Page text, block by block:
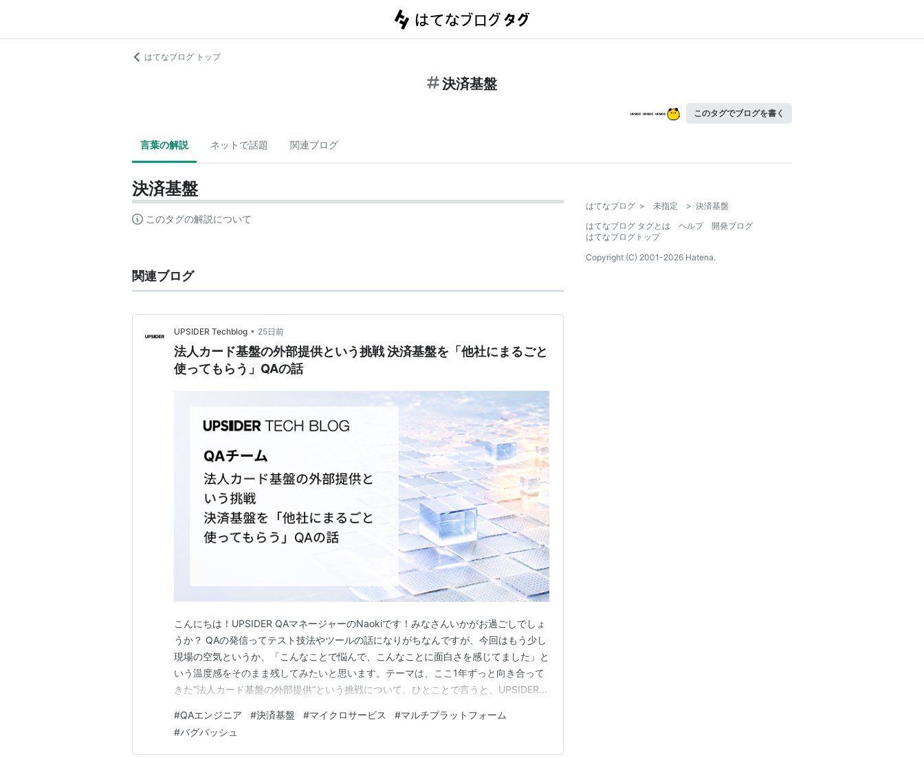
はてなブログ トップ
決済基盤
このタグでブログを書く
言葉の解説 ネットで話題 関連ブログ
決済基盤
このタグの解説について
関連ブログ
UPSIDER Techblog • 25日前
法人カード基盤の外部提供という挑戦 決済基盤を「他社にまるごと
使ってもらう」QAの話
こんにちは！UPSIDER QAマネージャーのNaokiです！みなさんいかがお過ごしでしょ
うか？ QAの発信ってテスト技法やツールの話になりがちなんですが、今回はもう少し
現場の空気というか、「こんなことで悩んで、こんなことに面白さを感じてました」と
いう温度感をそのまま残してみたいと思います。テーマは、ここ1年ずっと向き合って
きた”法人カード基盤の外部提供”という挑戦について。ひとことで言うと、UPSIDERが
て立ち上げられるように、画面や連携まで含めてまるごと提供する取り組みです。 法
人カード基盤の外部提供とは何か…
#QAエンジニア #決済基盤 #マイクロサービス #マルチプラットフォーム
#バグバッシュ
はてなブログ > 未指定 > 決済基盤
はてなブログ タグとは
ヘルプ
開発ブログ
はてなブログトップ
Copyright (C) 2001-2026 Hatena.